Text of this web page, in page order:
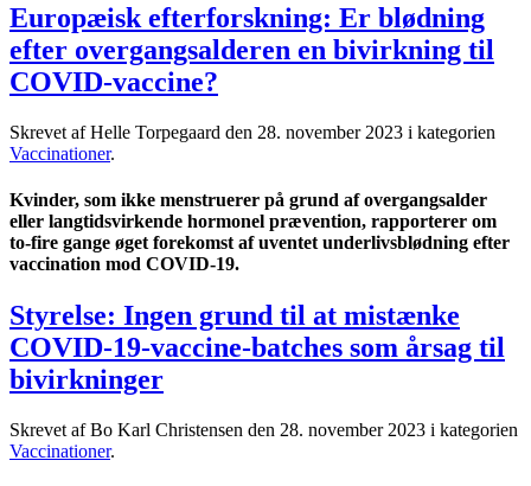
Europæisk efterforskning: Er blødning
efter overgangsalderen en bivirkning til
COVID-vaccine?
Skrevet af Helle Torpegaard den 28. november 2023 i kategorien
Vaccinationer.
Kvinder, som ikke menstruerer på grund af overgangsalder
eller langtidsvirkende hormonel prævention, rapporterer om
to-fire gange øget forekomst af uventet underlivsblødning efter
vaccination mod COVID-19.
Styrelse: Ingen grund til at mistænke
COVID-19-vaccine-batches som årsag til
bivirkninger
Skrevet af Bo Karl Christensen den 28. november 2023 i kategorien
Vaccinationer.